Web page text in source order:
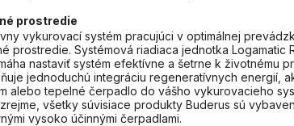
prostredie
vykurovací systém pracujúci v optimálnej
prostredie. Systémová riadiaca jednotka Logamatic
nastaviť systém efektívne a šetrne k životnému
jednoduchú integráciu regeneratívnych energií,
alebo tepelné čerpadlo do vášho vykurovacieho
všetky súvisiace produkty Buderus sú
vysoko účinnými čerpadlami.